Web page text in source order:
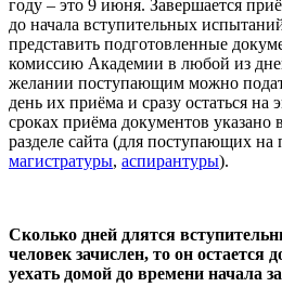
году – это 9 июня. Завершается
до начала вступительных
представить подготовленные
комиссию Академии в любой из
желании поступающим можно
день их приёма и сразу остаться на
сроках приёма документов указано
разделе сайта (для поступающих
магистратуры, аспирантуры).
Сколько дней длятся
человек зачислен, то он остается
уехать домой до времени начала